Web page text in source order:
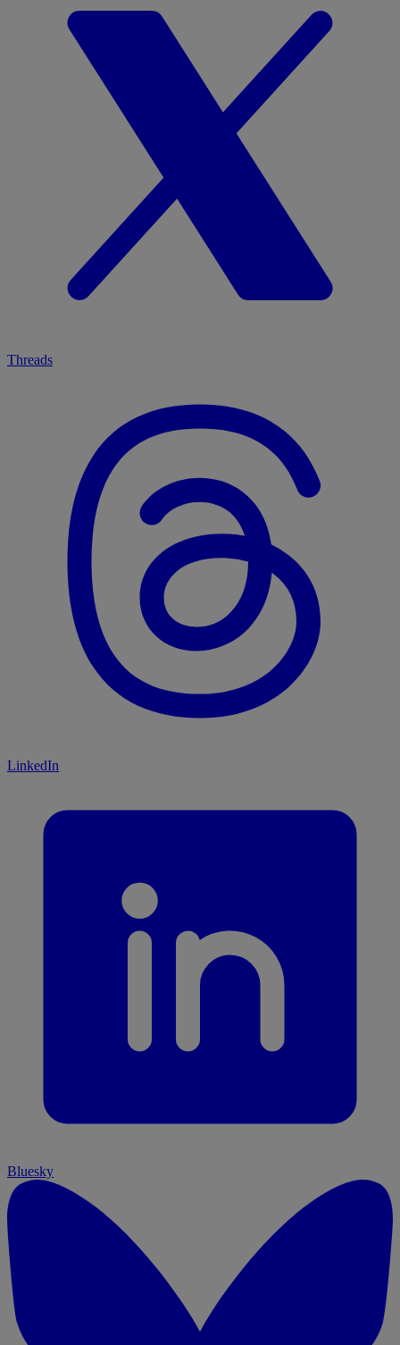
Threads
LinkedIn
Bluesky